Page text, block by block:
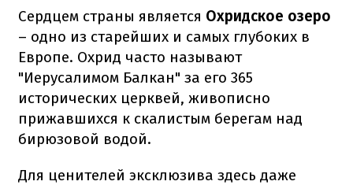
Сердцем страны является Охридское озеро
– одно из старейших и самых глубоких в
Европе. Охрид часто называют
"Иерусалимом Балкан" за его 365
исторических церквей, живописно
прижавшихся к скалистым берегам над
бирюзовой водой.
Для ценителей эксклюзива здесь даже